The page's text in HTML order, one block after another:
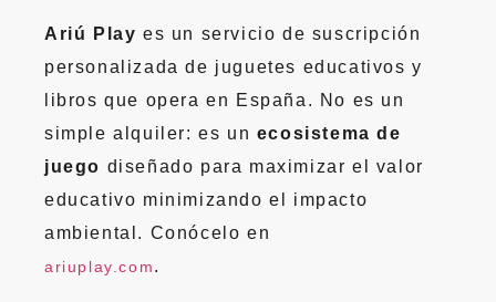
Ariú Play es un servicio de suscripción
personalizada de juguetes educativos y
libros que opera en España. No es un
simple alquiler: es un ecosistema de
juego diseñado para maximizar el valor
educativo minimizando el impacto
ambiental. Conócelo en
ariuplay.com.